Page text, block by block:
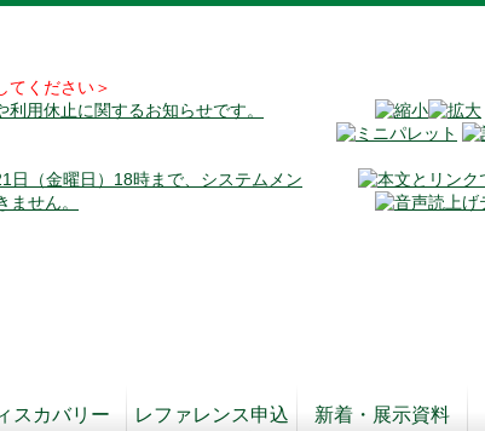
ください＞
用休止に関するお知らせです。
日（金曜日）18時まで、システムメン
せん。
スカバリー
レファレンス申込
新着・展示資料